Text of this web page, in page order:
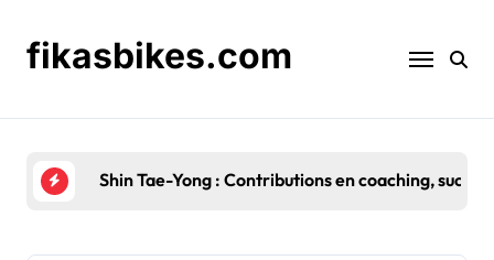
content
fikasbikes.com
Lee Dong-Gook : Jeunesse, Histoire familiale,